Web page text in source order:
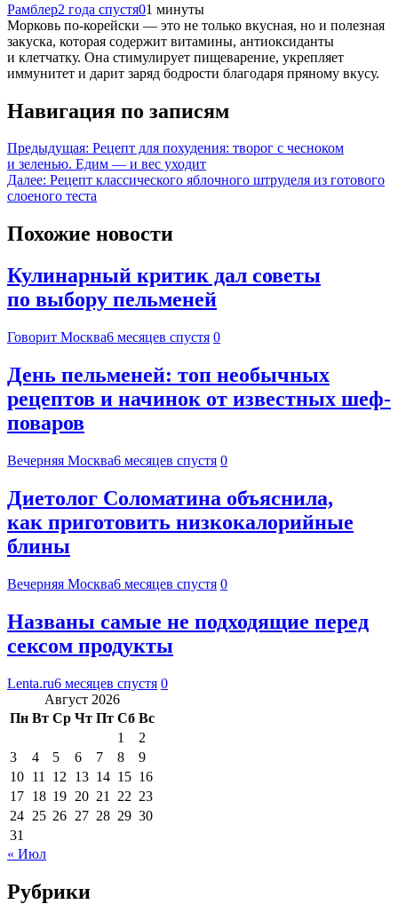
Рамблер2 года спустя01 минуты
Морковь по-корейски — это не только вкусная, но и полезная
закуска, которая содержит витамины, антиоксиданты
и клетчатку. Она стимулирует пищеварение, укрепляет
иммунитет и дарит заряд бодрости благодаря пряному вкусу.
Навигация по записям
Предыдущая: Рецепт для похудения: творог с чесноком
и зеленью. Едим — и вес уходит
Далее: Рецепт классического яблочного штруделя из готового
слоеного теста
Похожие новости
Кулинарный критик дал советы
по выбору пельменей
Говорит Москва6 месяцев спустя 0
День пельменей: топ необычных
рецептов и начинок от известных шеф-
поваров
Вечерняя Москва6 месяцев спустя 0
Диетолог Соломатина объяснила,
как приготовить низкокалорийные
блины
Вечерняя Москва6 месяцев спустя 0
Названы самые не подходящие перед
сексом продукты
Lenta.ru6 месяцев спустя 0
Август 2026
Пн Вт Ср Чт Пт Сб Вс
1
2
3
4 5 6 7 8
9
10 11 12 13 14 15 16
17 18 19 20 21 22 23
24 25 26 27 28 29 30
31
« Июл
Рубрики